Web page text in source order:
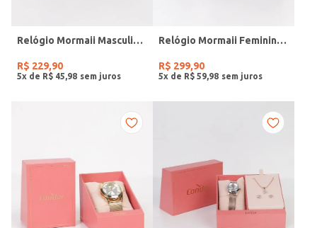
Relógio Mormaii Masculino PRETO
R$ 229,90
5x de R$ 45 98
Relógio Mormaii Feminino PRATA
R$ 299,90
5x de R$ 59 98